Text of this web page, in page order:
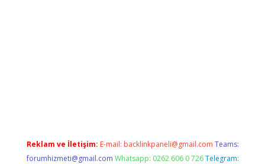
Reklam ve İletişim: E-mail: backlinkpaneli@gmail.com Teams:
forumhizmeti@gmail.com Whatsapp: 0262 606 0 726 Telegram: